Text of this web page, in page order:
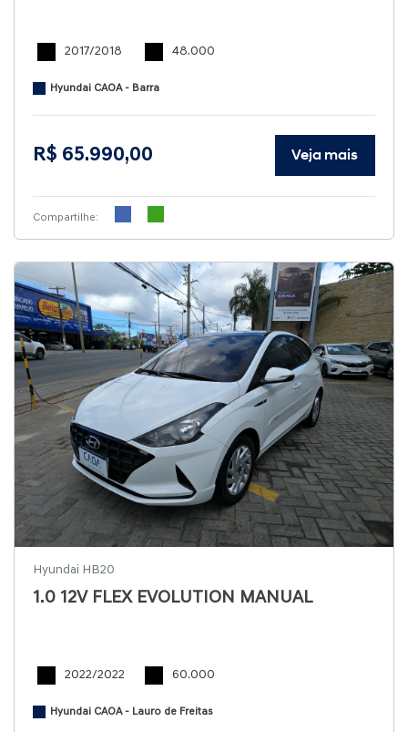
2017/2018 48.000
Hyundai CAOA - Barra
R$ 65.990,00 Veja mais
Compartilhe:
Hyundai HB20
1.0 12V FLEX EVOLUTION MANUAL
2022/2022 60.000
Hyundai CAOA - Lauro de Freitas